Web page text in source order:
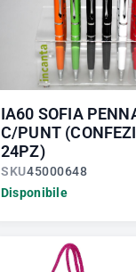
IA60 SOFIA
C/PUNT
24PZ)
SKU45000648
Disponibile